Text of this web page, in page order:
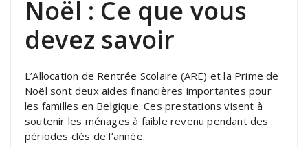
Noël : Ce que vous
devez savoir
L’Allocation de Rentrée Scolaire (ARE) et la Prime de
Noël sont deux aides financières importantes pour
les familles en Belgique. Ces prestations visent à
soutenir les ménages à faible revenu pendant des
périodes clés de l’année.